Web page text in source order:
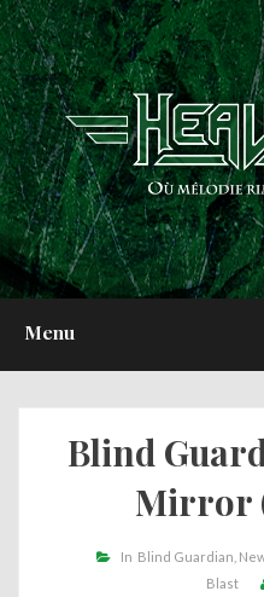
Menu
ACCUEIL
NEWS
CHRONIQUES
INTERVIEWS
REPORTS
A PROPOS
Blind
Mirror
In Blind Guardian
Blast